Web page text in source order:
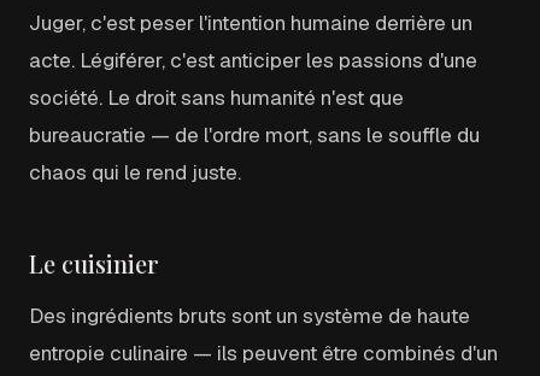
Juger, c'est peser l'intention humaine derrière un
acte. Légiférer, c'est anticiper les passions d'une
société. Le droit sans humanité n'est que
bureaucratie — de l'ordre mort, sans le souffle du
chaos qui le rend juste.
Le cuisinier
Des ingrédients bruts sont un système de haute
entropie culinaire — ils peuvent être combinés d'un